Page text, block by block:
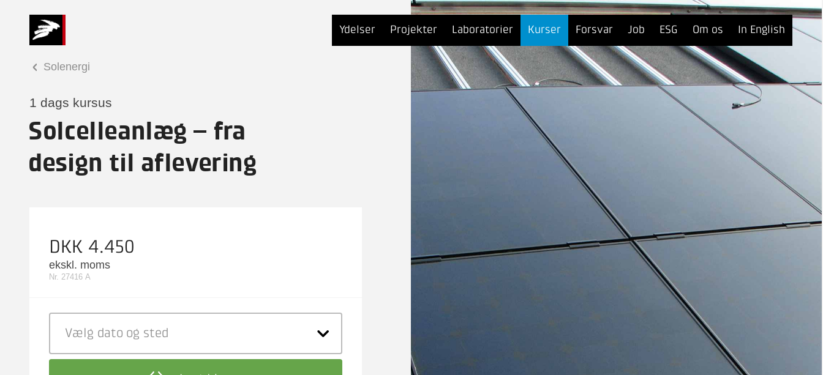
Ydelser Projekter Laboratorier Kurser Forsvar Job ESG Om os In English
Solenergi
1 dags kursus
Solcelleanlæg – fra
design til aflevering
DKK 4.450
ekskl. moms
Nr. 27416 A
Vælg dato og sted